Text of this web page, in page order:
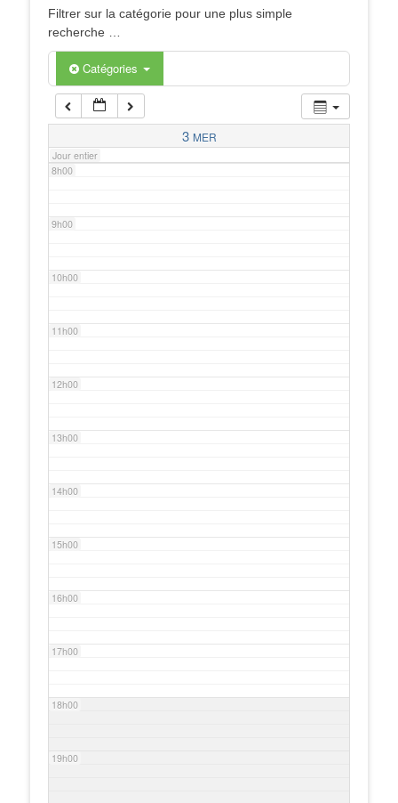
Filtrer sur la catégorie pour une plus simple
recherche …
Catégories
3 MER
Jour entier
5h00
6h00
7h00
8h00
9h00
10h00
11h00
12h00
13h00
14h00
15h00
16h00
17h00
18h00
19h00